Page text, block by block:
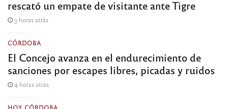
rescató un empate de visitante ante Tigre
3 horas atrás
CÓRDOBA
El Concejo avanza en el endurecimiento de
sanciones por escapes libres, picadas y ruidos
4 horas atrás